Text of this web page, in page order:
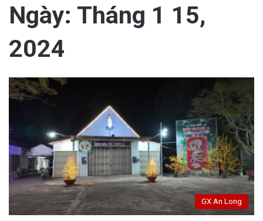
Ngày: Tháng 1 15,
2024
GX An Long